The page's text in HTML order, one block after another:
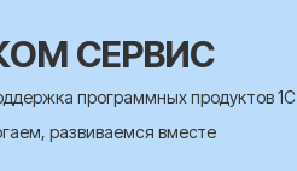
СЕРВИС
программных продуктов 1С
развиваемся вместе